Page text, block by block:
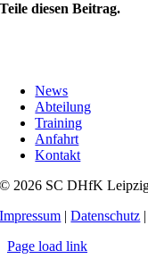
Teile diesen Beitrag.
News
Abteilung
Training
Anfahrt
Kontakt
© 2026 SC DHfK
Impressum |Datenschutz
Page load link